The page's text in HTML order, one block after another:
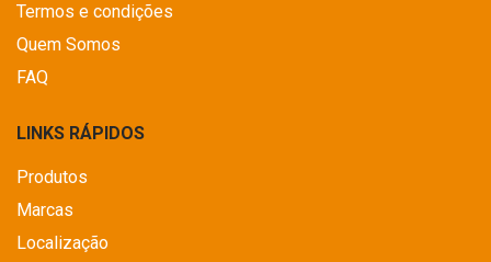
Termos e condições
Quem Somos
FAQ
LINKS RÁPIDOS
Produtos
Marcas
Localização